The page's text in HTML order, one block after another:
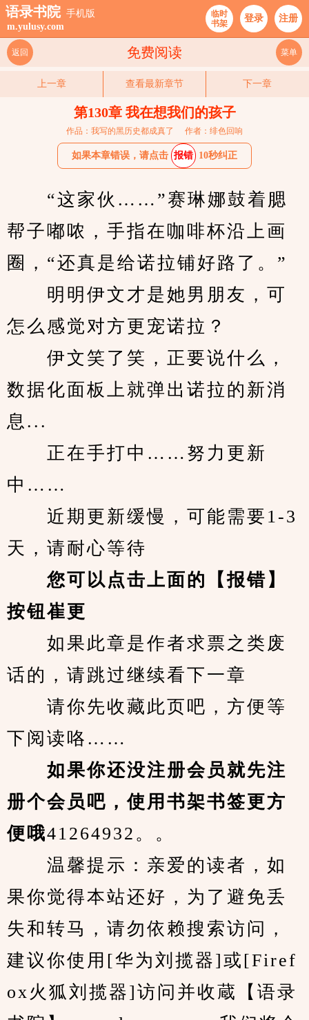
语录书院 手机版
m.yulusy.com
临时
书架
登录 注册
免费阅读
返回 菜单
上一章 查看最新章节 下一章
第130章 我在想我们的孩子
作品：我写的黑历史都成真了 作者：绯色回响
如果本章错误，请点击 报错 10秒纠正
“这家伙……”赛琳娜鼓着腮
帮子嘟哝，手指在咖啡杯沿上画
圈，“还真是给诺拉铺好路了。”
明明伊文才是她男朋友，可
怎么感觉对方更宠诺拉？
伊文笑了笑，正要说什么，
数据化面板上就弹出诺拉的新消
息...
正在手打中……努力更新
中……
近期更新缓慢，可能需要1-3
天，请耐心等待
您可以点击上面的【报错】
按钮崔更
如果此章是作者求票之类废
话的，请跳过继续看下一章
请你先收藏此页吧，方便等
下阅读咯……
如果你还没注册会员就先注
册个会员吧，使用书架书签更方
便哦41264932。。
温馨提示：亲爱的读者，如
果你觉得本站还好，为了避免丢
失和转马，请勿依赖搜索访问，
建议你使用[华为刘揽器]或[Firef
ox火狐刘揽器]访问并收蔵【语录